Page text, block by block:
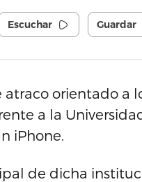
Escuchar Guardar
orientado a
a la
iPhone.
de dicha